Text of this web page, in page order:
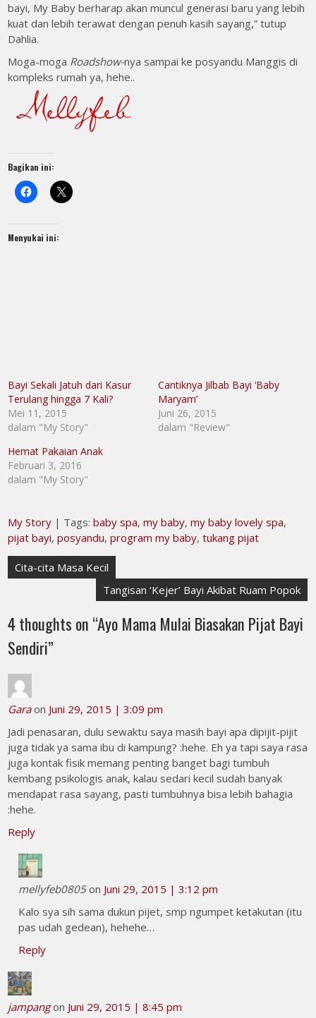
bayi, My Baby berharap akan muncul generasi baru yang lebih
kuat dan lebih terawat dengan penuh kasih sayang,” tutup
Dahlia.
Moga-moga Roadshow-nya sampai ke posyandu Manggis di
kompleks rumah ya, hehe..
Bagikan ini:
Menyukai ini:
Bayi Sekali Jatuh dari Kasur
Terulang hingga 7 Kali?
Mei 11, 2015
dalam "My Story"
Cantiknya Jilbab Bayi ‘Baby
Maryam’
Juni 26, 2015
dalam "Review"
Hemat Pakaian Anak
Februari 3, 2016
dalam "My Story"
My Story | Tags:baby spa,my baby,my baby lovely spa,
pijat bayi,posyandu,program my baby,tukang pijat
Navigasi
Cita-cita Masa Kecil
Tangisan ‘Kejer’ Bayi Akibat Ruam Popok
4 thoughts on “Ayo Mama Mulai Biasakan Pijat Bayi
Sendiri”
Garaon Juni 29, 2015 | 3:09 pm
Jadi penasaran, dulu sewaktu saya masih bayi apa dipijit-pijit
juga tidak ya sama ibu di kampung? :hehe. Eh ya tapi saya rasa
juga kontak fisik memang penting banget bagi tumbuh
kembang psikologis anak, kalau sedari kecil sudah banyak
mendapat rasa sayang, pasti tumbuhnya bisa lebih bahagia
:hehe.
Reply
mellyfeb0805on Juni 29, 2015 | 3:12 pm
Kalo sya sih sama dukun pijet, smp ngumpet ketakutan (itu
pas udah gedean), hehehe…
Reply
jampangon Juni 29, 2015 | 8:45 pm